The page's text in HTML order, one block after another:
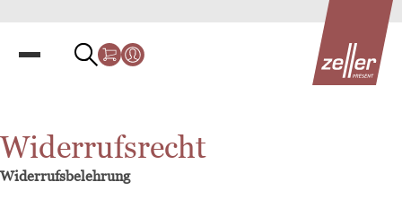
Widerrufsrecht
Widerrufsbelehrung